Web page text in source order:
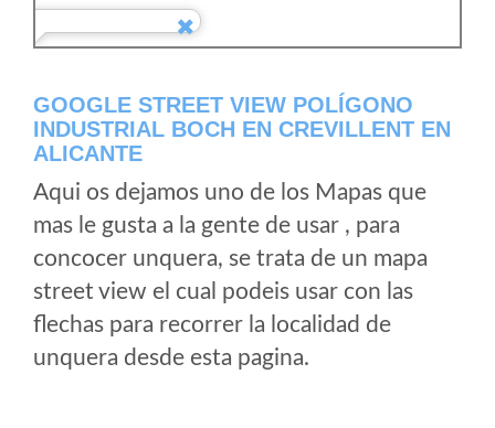
GOOGLE STREET VIEW POLÍGONO
INDUSTRIAL BOCH EN CREVILLENT EN
ALICANTE
Aqui os dejamos uno de los Mapas que
mas le gusta a la gente de usar , para
concocer unquera, se trata de un mapa
street view el cual podeis usar con las
flechas para recorrer la localidad de
unquera desde esta pagina.